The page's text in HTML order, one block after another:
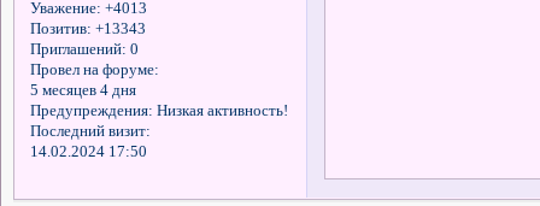
Уважение: +4013
Позитив: +13343
Приглашений: 0
Провел на форуме:
5 месяцев 4 дня
Предупреждения: Низкая активность!
Последний визит:
14.02.2024 17:50